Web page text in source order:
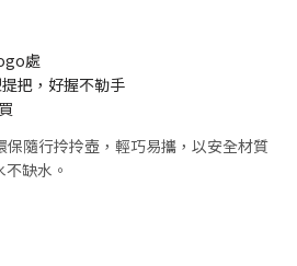
處
把，好握不勒手
保隨行拎拎壺，輕巧易攜，以安全材質
缺水。